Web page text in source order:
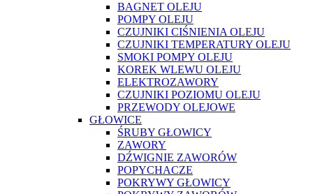
BAGNET OLEJU
POMPY OLEJU
CZUJNIKI CIŚNIENIA OLEJU
CZUJNIKI TEMPERATURY OLEJU
SMOKI POMPY OLEJU
KOREK WLEWU OLEJU
ELEKTROZAWORY
CZUJNIKI POZIOMU OLEJU
PRZEWODY OLEJOWE
GŁOWICE
ŚRUBY GŁOWICY
ZAWORY
DŹWIGNIE ZAWORÓW
POPYCHACZE
POKRYWY GŁOWICY